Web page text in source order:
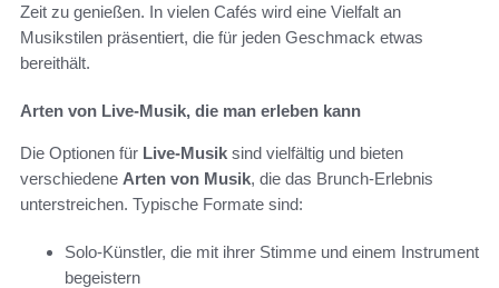
Zeit zu genießen. In vielen Cafés wird eine Vielfalt an
Musikstilen präsentiert, die für jeden Geschmack etwas
bereithält.
Arten von Live-Musik, die man erleben kann
Die Optionen für Live-Musik sind vielfältig und bieten
verschiedene Arten von Musik, die das Brunch-Erlebnis
unterstreichen. Typische Formate sind:
Solo-Künstler, die mit ihrer Stimme und einem Instrument
begeistern